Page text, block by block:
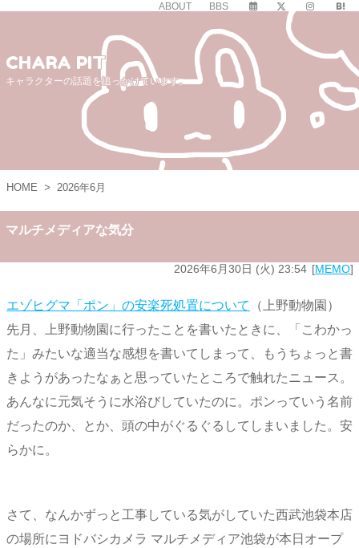
ABOUT BBS
CHARA PIT
キャラクターの話題を追っかけています。
HOME > 2026年6月
マルチメディアな気分
2026年6月30日 (火) 23:54 MEMO
エゾヒグマ「ポン」の安楽死処置について
（上野動物園）
先月、上野動物園に行ったことを書いたときに、「こわかっ
た」みたいな適当な感想を書いてしまって、もうちょっと書
きようがあったなぁと思っていたところで触れたニュース。
あんなに元気そうに水浴びしていたのに。ポンっていう名前
だったのか、とか、頭の中がぐるぐるしてしまいました。安
らかに。
さて、なんかずっと工事している気がしていた西武池袋本店
の場所にヨドバシカメラ マルチメディア池袋が本日オープ